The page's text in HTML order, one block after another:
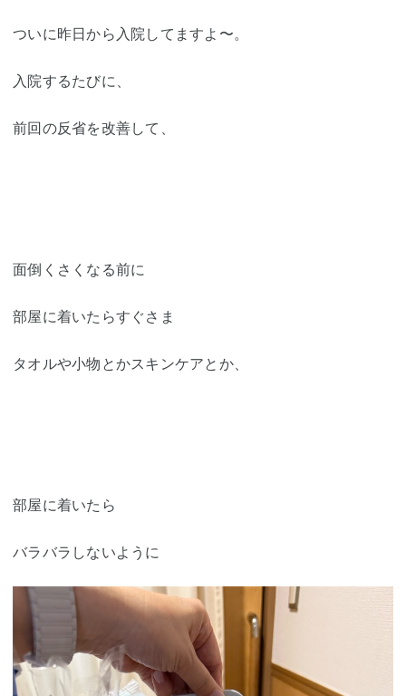
ついに昨日から入院してますよ〜。
入院するたびに、
前回の反省を改善して、
面倒くさくなる前に
部屋に着いたらすぐさま
タオルや小物とかスキンケアとか、
部屋に着いたら
バラバラしないように